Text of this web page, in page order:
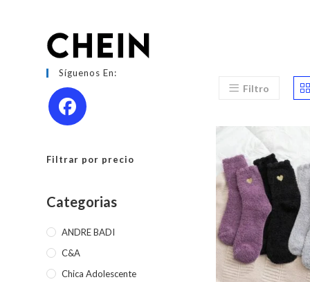
Filtro
Síguenos En:
Filtrar por precio
Categorias
ANDRE BADI
C&A
Chica Adolescente